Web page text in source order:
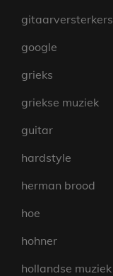
gitaarversterkers
google
grieks
griekse muziek
guitar
hardstyle
herman brood
hoe
hohner
hollandse muziek